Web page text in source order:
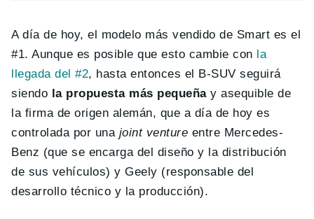
A día de hoy, el modelo más vendido de Smart es el
#1. Aunque es posible que esto cambie con la
llegada del #2, hasta entonces el B-SUV seguirá
siendo la propuesta más pequeñay asequible de
la firma de origen alemán, que a día de hoy es
controlada por una joint venture entre Mercedes-
Benz (que se encarga del diseño y la distribución
de sus vehículos) y Geely (responsable del
desarrollo técnico y la producción).